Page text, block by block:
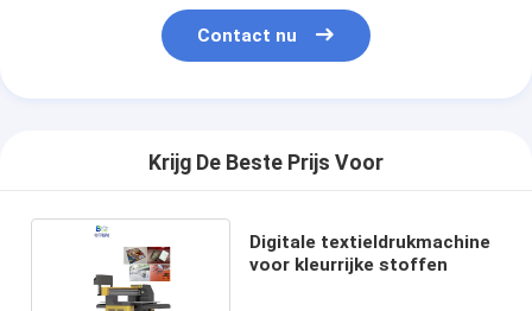
Contact nu
Krijg De Beste Prijs Voor
Digitale textieldrukmachine
voor kleurrijke stoffen